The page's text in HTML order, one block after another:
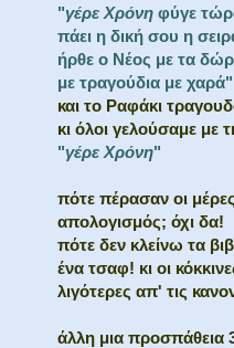
"γέρε Χρόνη φύγε
πάει η δική σου η
ήρθε ο Νέος με τα
με τραγούδια με χαρά"
και το Ραφάκι
κι όλοι γελούσαμε με
"γέρε Χρόνη"
πότε πέρασαν οι
απολογισμός; όχι δα!
πότε δεν κλείνω τα
ένα τσαφ! κι οι
λιγότερες απ' τις
άλλη μια